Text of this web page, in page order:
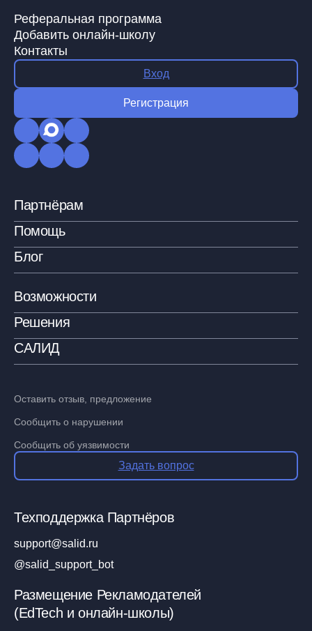
Реферальная программа
Добавить онлайн-школу
Контакты
Вход
Регистрация
Партнёрам
Помощь
Блог
Возможности
Решения
САЛИД
Оставить отзыв, предложение
Сообщить о нарушении
Сообщить об уязвимости
Задать вопрос
Техподдержка Партнёров
support@salid.ru
@salid_support_bot
Размещение Рекламодателей
(EdTech и онлайн-школы)